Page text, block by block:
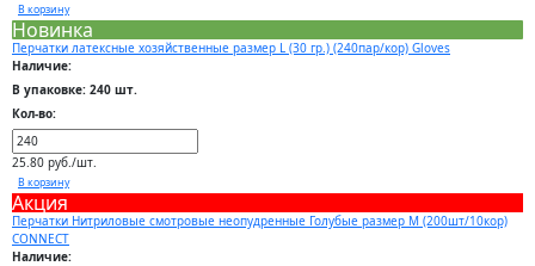
В корзину
Новинка
Перчатки латексные хозяйственные размер L (30 гр.) (240пар/кор) Gloves
Наличие:
В упаковке: 240 шт.
Кол-во:
25.80 руб./шт.
В корзину
Акция
Перчатки Нитриловые смотровые неопудренные Голубые размер M (200шт/10кор)
CONNECT
Наличие: